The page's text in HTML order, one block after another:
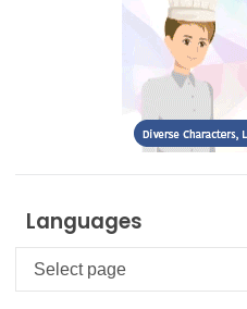
Languages
Languages